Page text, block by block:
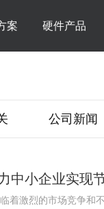
案 硬件产品
公司新闻
中小企业实现
着激烈的市场竞争和